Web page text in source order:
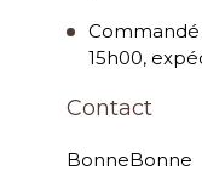
Commandé
15h00,
Contact
BonneBonne